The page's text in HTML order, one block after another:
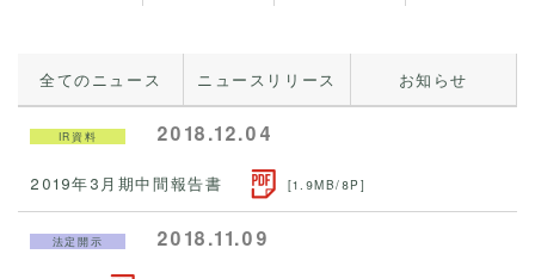
全てのニュース ニュースリリース お知らせ
IR資料 2018.12.04
2019年3月期中間報告書 [1.9MB/8P]
法定開示 2018.11.09